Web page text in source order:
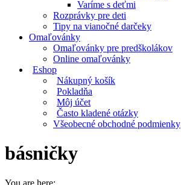
Varíme s deťmi
Rozprávky pre deti
Tipy na vianočné darčeky
Omaľovánky
Omaľovánky pre predškolákov
Online omaľovánky
Eshop
Nákupný košík
Pokladňa
Môj účet
Často kladené otázky
Všeobecné obchodné podmienky
básničky
You are here: